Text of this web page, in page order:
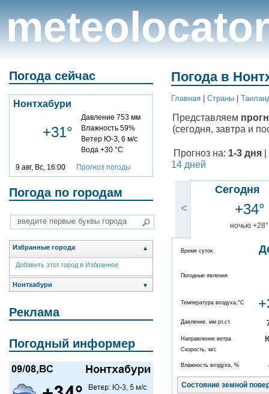
meteolocator
Погода сейчас
Нонтхабури
+31°
Давление 753 мм
Влажность 59%
Ветер Ю-З, 6 м/с
Вода +30 °C
9 авг, Вс, 16:00 Прогноз погоды
Погода по городам
Избранные города ▲
Добавить этот город в Избранное
Нонтхабури ▼
Реклама
Погодный информер
Погода в
Главная Cтраны
Представляем
(сегодня, завтра и
Прогноз на: 1-3 дня
14 дней
<
Сегодня
+34°
ночью +28°
Время суток
Погодные явления
Температура воздуха,°C
Давление, мм рт.ст.
Направление ветра
Скорость, м/с
Влажность воздуха, %
Состояние земной